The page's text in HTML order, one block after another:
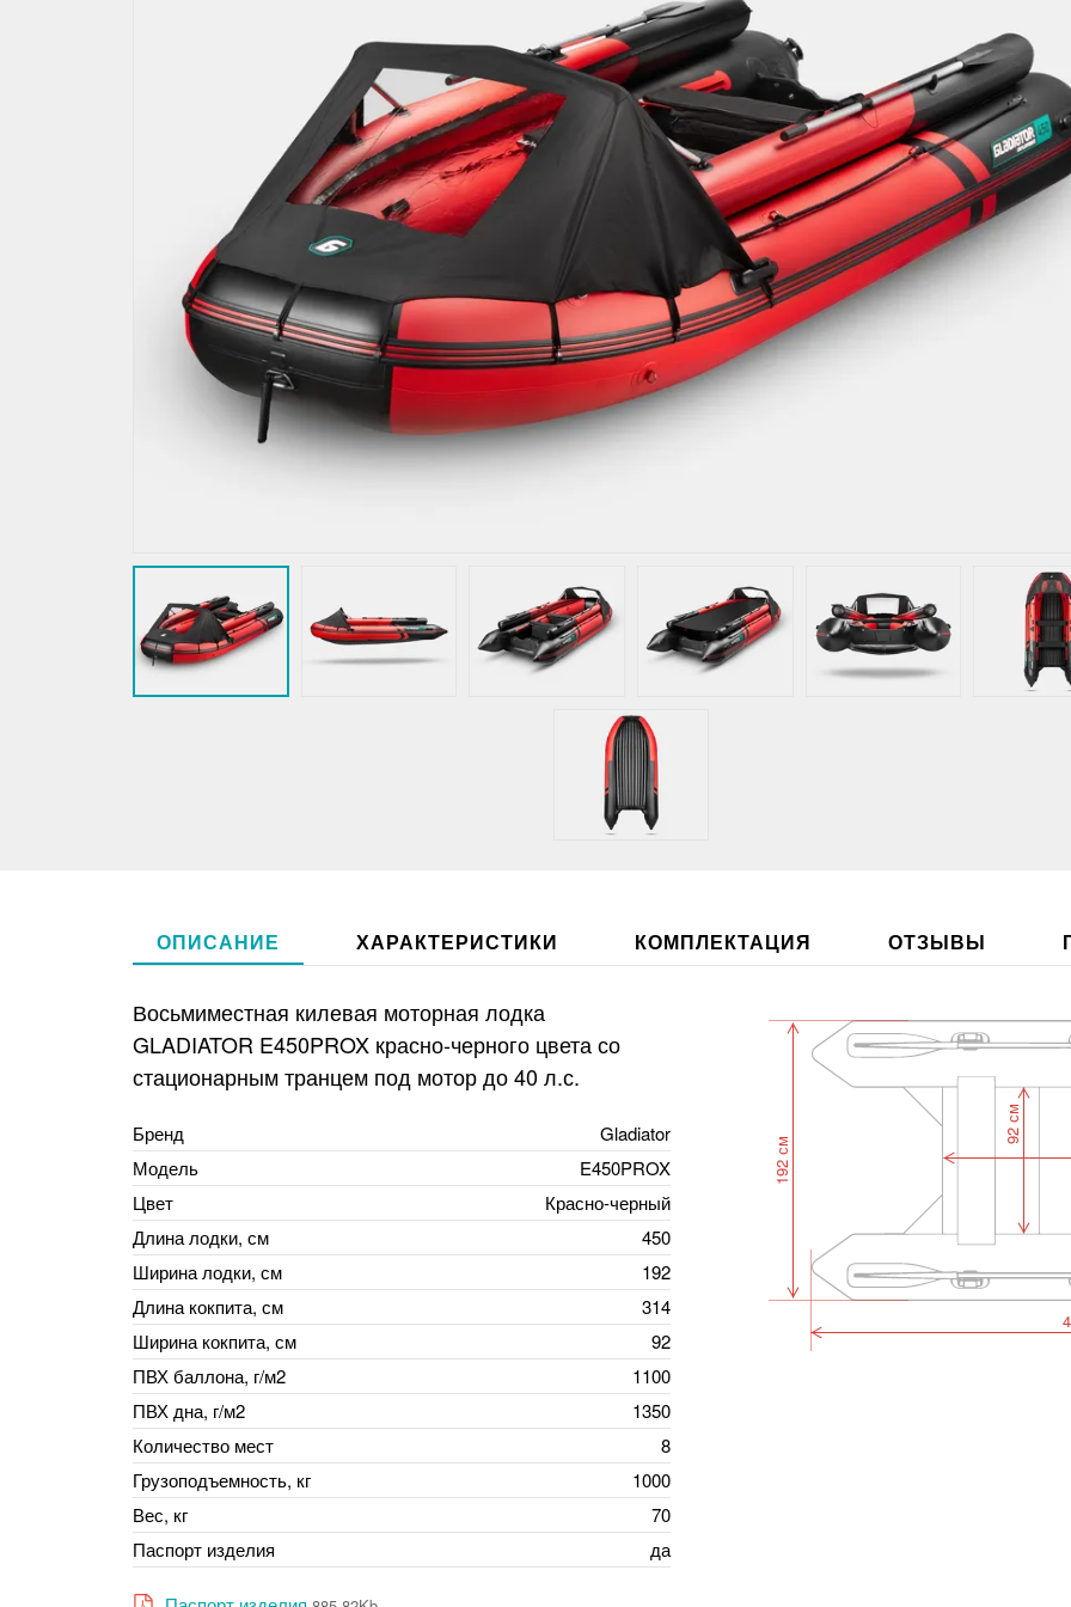
ОПИСАНИЕ ХАРАКТЕРИСТИКИ КОМПЛЕКТАЦИЯ ОТЗЫВЫ
Восьмиместная килевая моторная лодка
GLADIATOR E450PROX красно-черного цвета со
стационарным транцем под мотор до 40 л.с.
Бренд
Gladiator
Модель
E450PROX
Цвет
Красно-черный
Длина лодки, см
450
Ширина лодки, см
192
Длина кокпита, см
314
Ширина кокпита, см
92
ПВХ баллона, г/м2
1100
ПВХ дна, г/м2
1350
Количество мест
8
Грузоподъемность, кг
1000
Вес, кг
70
Паспорт изделия
да
92 см
192 см